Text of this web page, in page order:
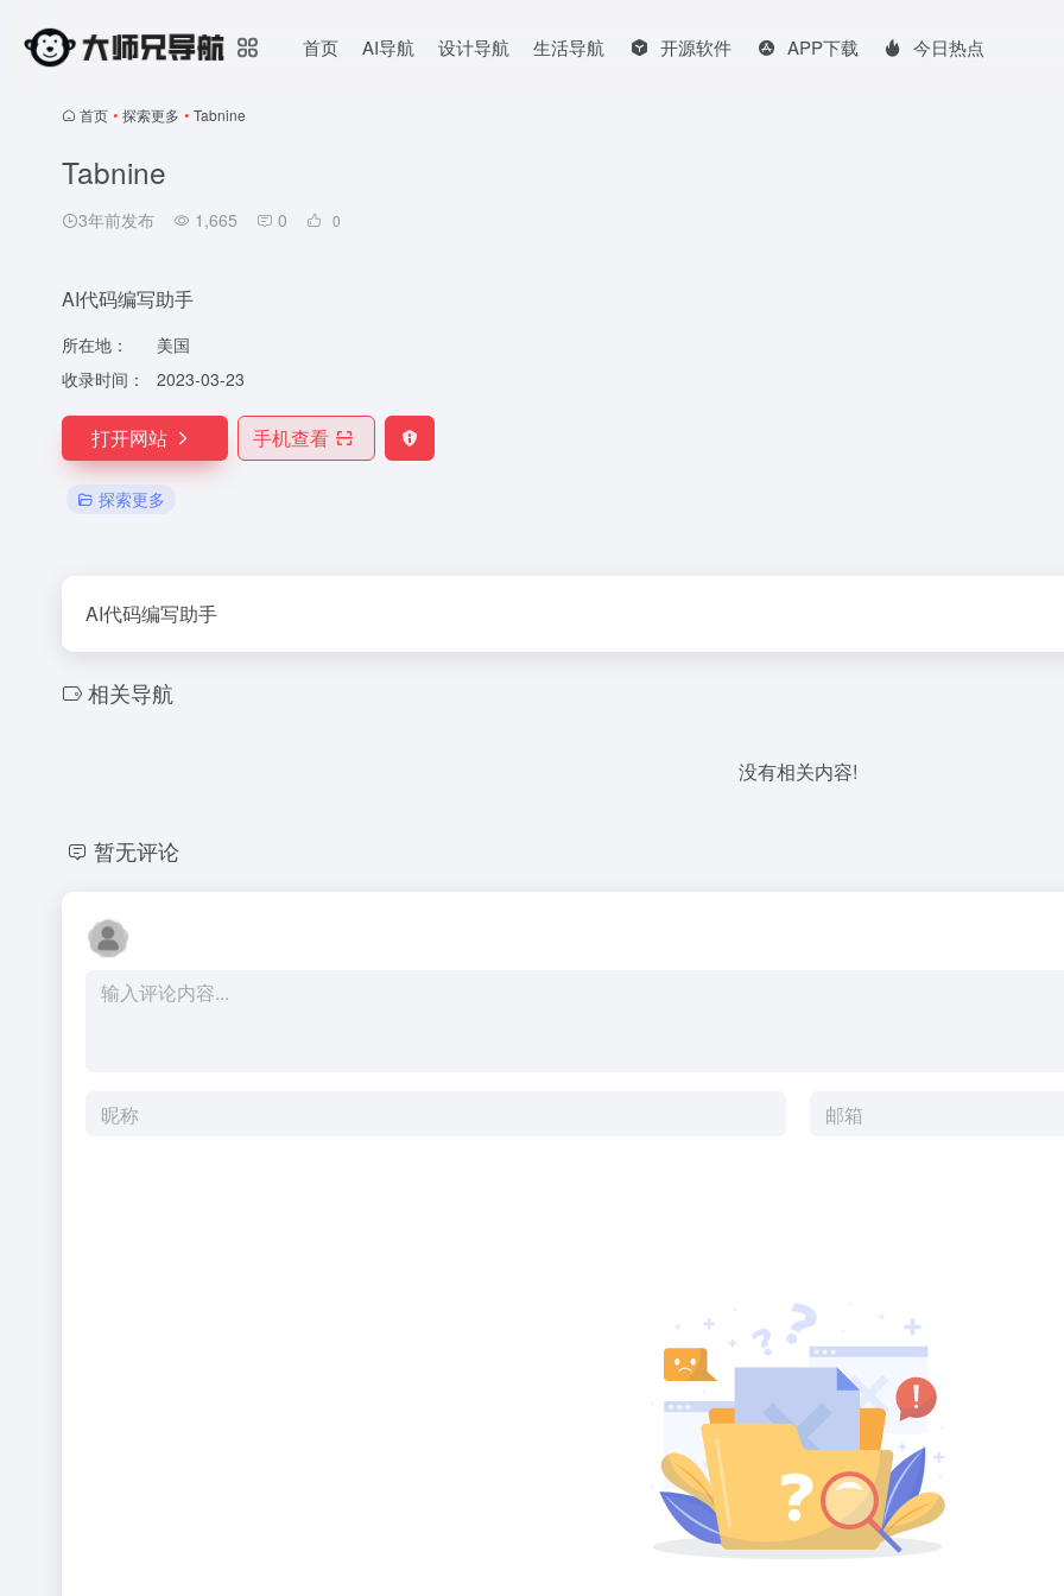
首页 AI导航 设计导航 生活导航 开源软件 APP下载 今日热点
首页 • 探索更多 • Tabnine
Tabnine
3年前发布 1,665 0 0
AI代码编写助手
所在地：
美国
收录时间：
2023-03-23
打开网站 手机查看
探索更多
AI代码编写助手
相关导航
没有相关内容!
暂无评论